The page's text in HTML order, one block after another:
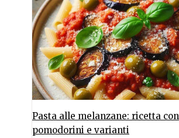
Pasta alle melanzane: ricetta con
pomodorini e varianti